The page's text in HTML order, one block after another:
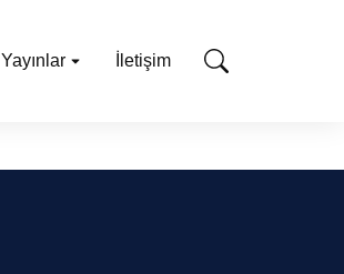
Yayınlar İletişim